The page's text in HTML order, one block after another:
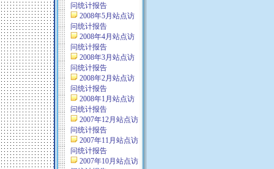
问统计报告
2008年5月站点访
问统计报告
2008年4月站点访
问统计报告
2008年3月站点访
问统计报告
2008年2月站点访
问统计报告
2008年1月站点访
问统计报告
2007年12月站点访
问统计报告
2007年11月站点访
问统计报告
2007年10月站点访